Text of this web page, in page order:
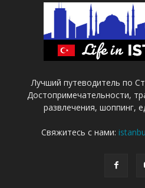
Лучший путеводитель по
Достопримечательности,
развлечения, шоппинг,
Свяжитесь с нами: